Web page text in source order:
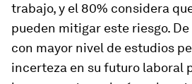
trabajo, y el 80% considera
pueden mitigar este riesgo.
con mayor nivel de estudios
incerteza en su futuro laboral